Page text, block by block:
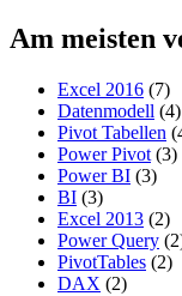
Am meisten
Excel 2016 (7)
Datenmodell (4)
Pivot Tabellen
Power Pivot (3)
Power BI (3)
BI (3)
Excel 2013 (2)
Power Query
PivotTables (2)
DAX (2)